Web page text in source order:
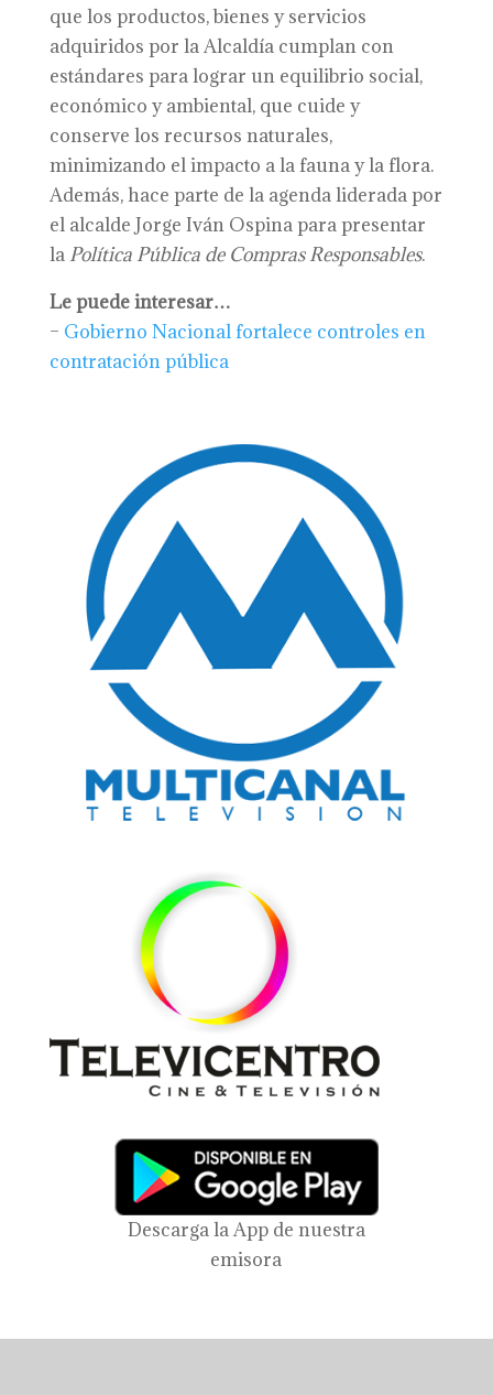
que los productos, bienes y servicios
adquiridos por la Alcaldía cumplan con
estándares para lograr un equilibrio social,
económico y ambiental, que cuide y
conserve los recursos naturales,
minimizando el impacto a la fauna y la flora.
Además, hace parte de la agenda liderada por
el alcalde Jorge Iván Ospina para presentar
la Política Pública de Compras Responsables.
Le puede interesar…
– Gobierno Nacional fortalece controles en
contratación pública
Descarga la App de nuestra
emisora